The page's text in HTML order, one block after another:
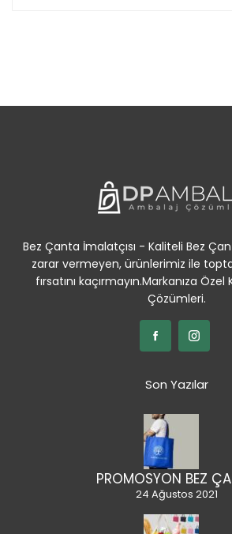
Bez Çanta İmalatçısı - Kaliteli Bez
zarar vermeyen, ürünlerimiz ile
fırsatını kaçırmayın.Markanıza
Çözümleri.
Son Yazılar
PROMOSYON BEZ
24 Ağustos 2021